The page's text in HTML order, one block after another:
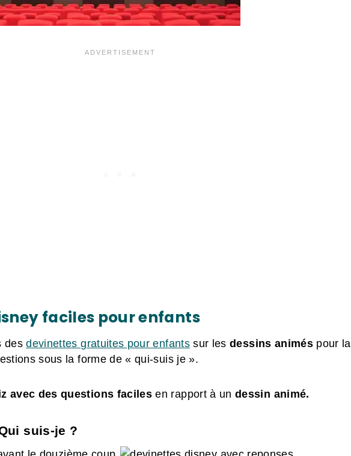
faciles pour enfants
desdevinettes gratuites pour enfantssur lesdessins animés pour la
sous la forme de « qui-suis je ».
avec des questions faciles en rapport à undessin animé.
suis-je ?